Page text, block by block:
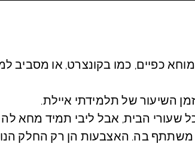
כפיים, כמו בקונצרט, או מסביב
השיעור של תלמידתי איילת.
שעורי הבית, אבל ליבי תמיד מחא לה
משתתף בה. האצבעות הן רק החלק